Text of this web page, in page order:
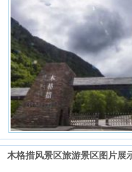
木格措风景区旅游景区图片展